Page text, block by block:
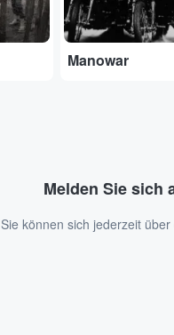
Manowar
Melden Sie sich
Sie können sich jederzeit